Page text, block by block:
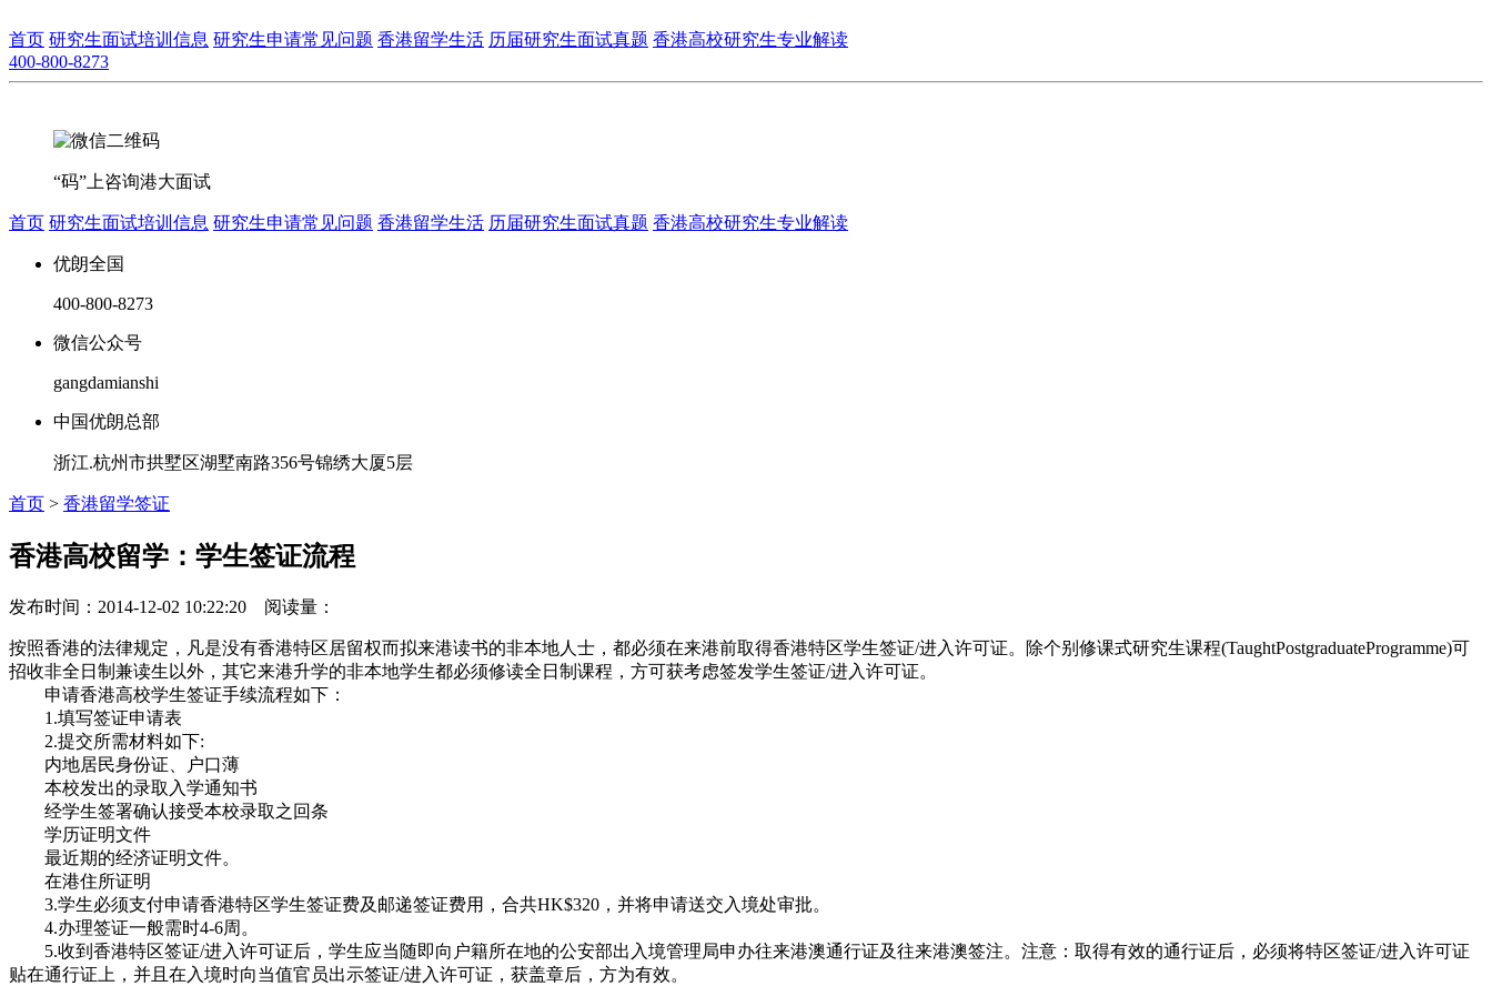
首页 研究生面试培训信息 研究生申请常见问题 香港留学生活 历届研究生面试真题 香港高校研究生专业解读
400-800-8273
“码”上咨询港大面试
首页 研究生面试培训信息 研究生申请常见问题 香港留学生活 历届研究生面试真题 香港高校研究生专业解读
优朗全国
400-800-8273
微信公众号
gangdamianshi
中国优朗总部
浙江.杭州市拱墅区湖墅南路356号锦绣大厦5层
首页 > 香港留学签证
香港高校留学：学生签证流程
发布时间：2014-12-02 10:22:20 阅读量：
按照香港的法律规定，凡是没有香港特区居留权而拟来港读书的非本地人士，都必须在来港前取得香港特区学生签证/进入许可证。除个别修课式研究生课程(TaughtPostgraduateProgramme)可
招收非全日制兼读生以外，其它来港升学的非本地学生都必须修读全日制课程，方可获考虑签发学生签证/进入许可证。
申请香港高校学生签证手续流程如下：
1.填写签证申请表
2.提交所需材料如下:
内地居民身份证、户口薄
本校发出的录取入学通知书
经学生签署确认接受本校录取之回条
学历证明文件
最近期的经济证明文件。
在港住所证明
3.学生必须支付申请香港特区学生签证费及邮递签证费用，合共HK$320，并将申请送交入境处审批。
4.办理签证一般需时4-6周。
5.收到香港特区签证/进入许可证后，学生应当随即向户籍所在地的公安部出入境管理局申办往来港澳通行证及往来港澳签注。注意：取得有效的通行证后，必须将特区签证/进入许可证
贴在通行证上，并且在入境时向当值官员出示签证/进入许可证，获盖章后，方为有效。